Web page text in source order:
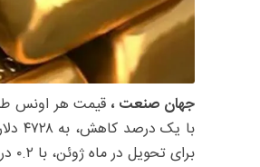
جهان صنعت ، قیمت هر اونس
برای تحویل در ماه ژوئن، با ۰.۲ درصد افزایش، به ۴۷۳۷ دلار و ۶۰ سنت رسید.